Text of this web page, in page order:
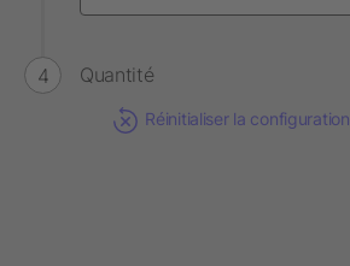
Quantité
Réinitialiser la configuration